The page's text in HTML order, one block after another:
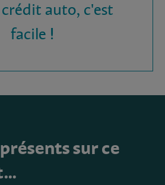
auto, c'est
facile !
sur ce